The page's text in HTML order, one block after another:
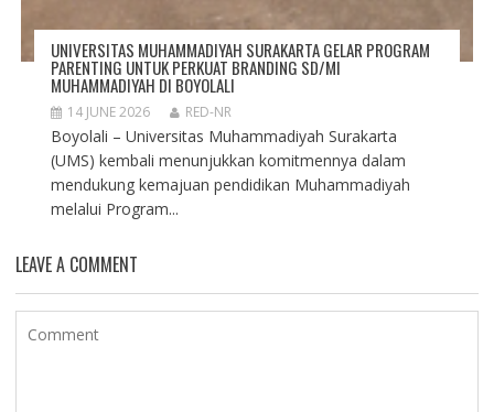
UNIVERSITAS MUHAMMADIYAH SURAKARTA GELAR PROGRAM
PARENTING UNTUK PERKUAT BRANDING SD/MI
MUHAMMADIYAH DI BOYOLALI
14 JUNE 2026 RED-NR
Boyolali – Universitas Muhammadiyah Surakarta
(UMS) kembali menunjukkan komitmennya dalam
mendukung kemajuan pendidikan Muhammadiyah
melalui Program...
LEAVE A COMMENT